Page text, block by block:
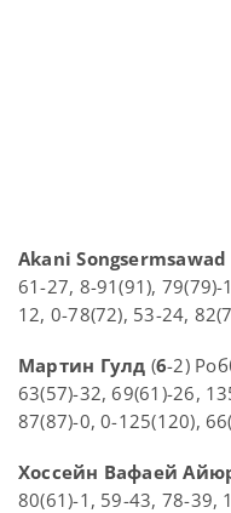
Akani Songsermsawad
61-27, 8-91(91),
12, 0-78(72), 53-24,
Мартин Гулд (6-2)
63(57)-32, 69(61)-26,
87(87)-0, 0-125(120),
Хоссейн Вафаей
80(61)-1, 59-43, 78-39,